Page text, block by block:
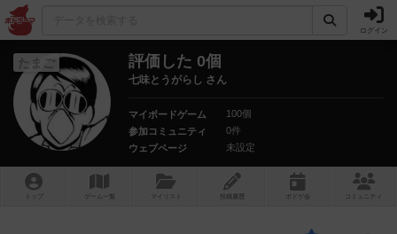
ログイン
たまご 評価した 0個
七味とうがらし さん
マイボードゲーム
100個
参加コミュニティ
0件
ウェブページ
未設定
トップ ゲーム一覧 マイリスト 投稿履歴 ボ ドゲ コミュニティ